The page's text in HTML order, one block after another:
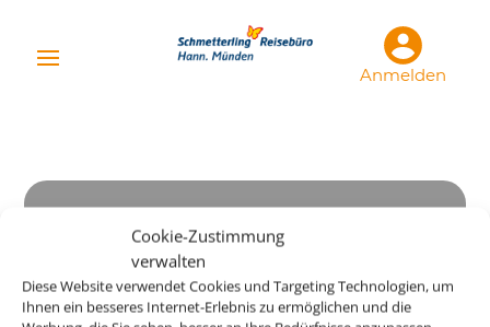
Cookie-Zustimmung
verwalten
Diese Website verwendet Cookies und Targeting Technologien, um
Ihnen ein besseres Internet-Erlebnis zu ermöglichen und die
Anmelden